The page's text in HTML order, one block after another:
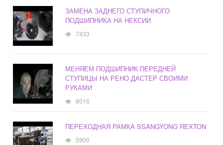
ЗАМЕНА ЗАДНЕГО СТУПИЧНОГО
ПОДШИПНИКА НА НЕКСИИ
7433
МЕНЯЕМ ПОДШИПНИК ПЕРЕДНЕЙ
СТУПИЦЫ НА РЕНО ДАСТЕР СВОИМИ
РУКАМИ
8016
ПЕРЕХОДНАЯ РАМКА SSANGYONG REXTON
5900